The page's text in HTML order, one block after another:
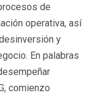
de
operativa, así
y
En palabras
comienzo